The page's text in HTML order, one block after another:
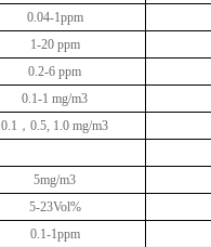
0.04-1ppm
1-20 ppm
0.2-6 ppm
0.1-1 mg/m3
0.1 ， 0.5, 1.0 mg/m3
5mg/m3
5-23Vol%
0.1-1ppm